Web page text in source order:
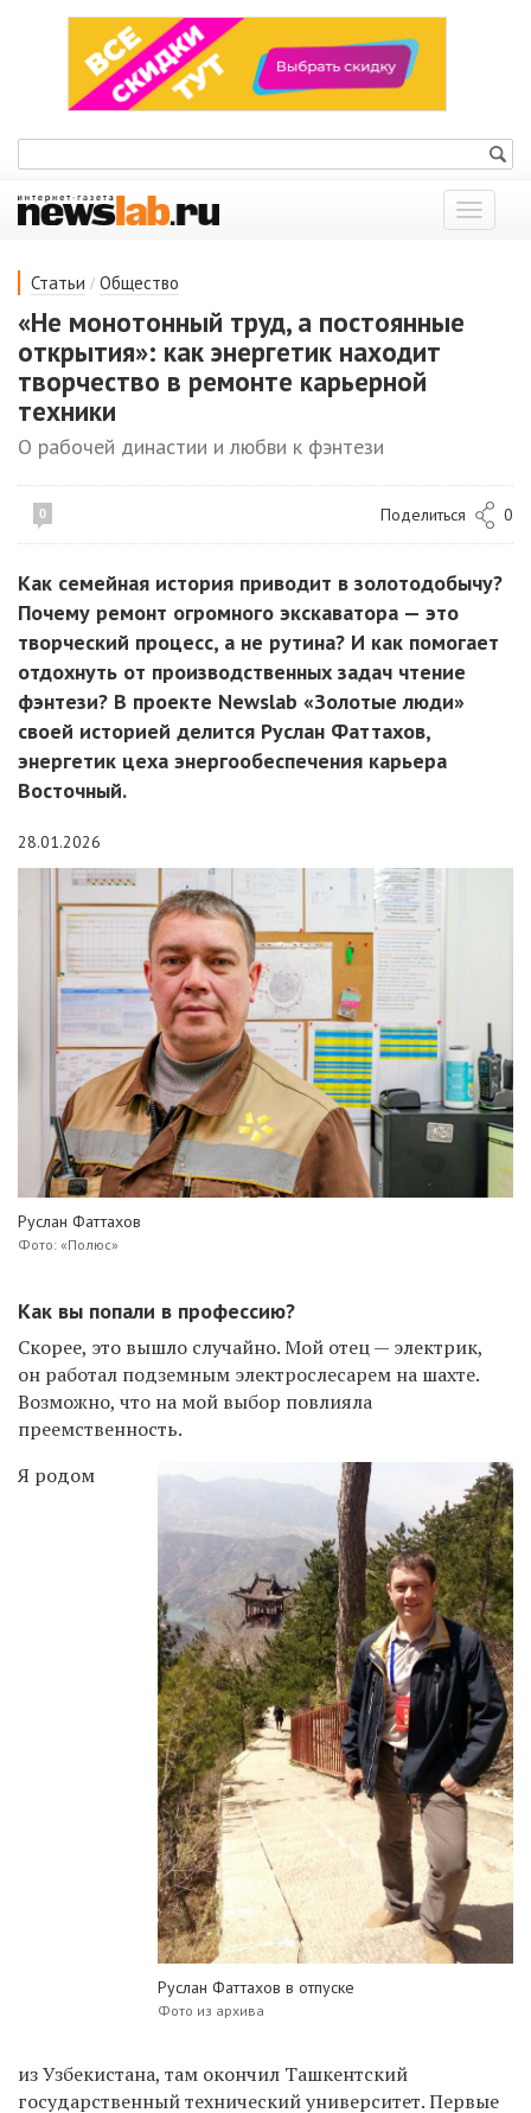
Показать
меню
Статьи / Общество
«Не монотонный труд, а постоянные
открытия»: как энергетик находит
творчество в ремонте карьерной
техники
О рабочей династии и любви к фэнтези
0 Поделиться 0
Как семейная история приводит в золотодобычу?
Почему ремонт огромного экскаватора — это
творческий процесс, а не рутина? И как помогает
отдохнуть от производственных задач чтение
фэнтези? В проекте Newslab «Золотые люди»
своей историей делится Руслан Фаттахов,
энергетик цеха энергообеспечения карьера
Восточный.
28.01.2026
Руслан Фаттахов
Фото: «Полюс»
Как вы попали в профессию?
Скорее, это вышло случайно. Мой отец — электрик,
он работал подземным электрослесарем на шахте.
Возможно, что на мой выбор повлияла
преемственность.
Руслан Фаттахов в отпуске
Фото из архива
Я родом
из Узбекистана, там окончил Ташкентский
государственный технический университет. Первые